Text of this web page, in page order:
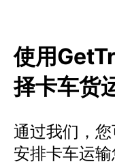
使用
择卡车货
通过我们，
安排卡车运输